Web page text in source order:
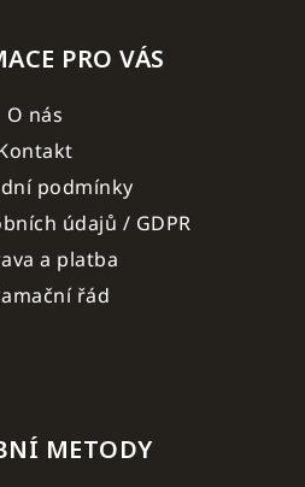
PRO VÁS
O nás
podmínky
údajů / GDPR
a platba
řád
METODY